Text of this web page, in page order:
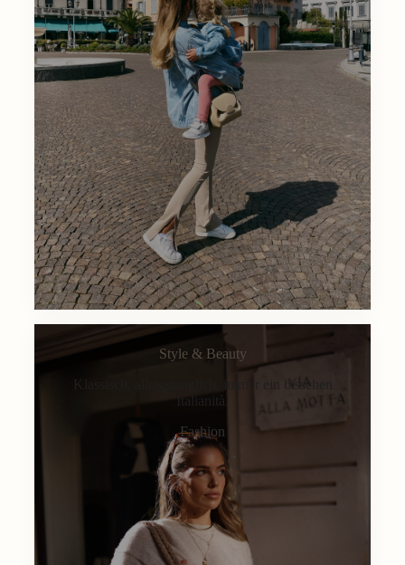
Style & Beauty
Klassisch, alltagstauglich, immer ein bisschen
Italianità.
Fashion